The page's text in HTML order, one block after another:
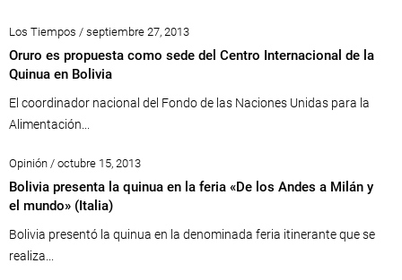
Los Tiempos / septiembre 27, 2013
Oruro es propuesta como sede del Centro Internacional de la
Quinua en Bolivia
El coordinador nacional del Fondo de las Naciones Unidas para la
Alimentación...
Opinión / octubre 15, 2013
Bolivia presenta la quinua en la feria «De los Andes a Milán y
el mundo» (Italia)
Bolivia presentó la quinua en la denominada feria itinerante que se
realiza...